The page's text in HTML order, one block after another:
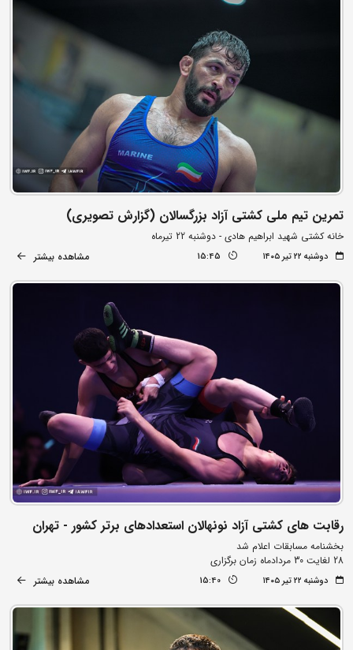
تمرین تیم ملی کشتی آزاد بزرگسالان (گزارش تصویری)
خانه کشتی شهید ابراهیم هادی - دوشنبه 22 تیرماه
دوشنبه ۲۲ تیر ۱۴۰۵ 15:45 مشاهده بیشتر
رقابت های کشتی آزاد نونهالان استعدادهای برتر کشور - تهران
بخشنامه مسابقات اعلام شد
28 لغایت 30 مردادماه زمان برگزاری
دوشنبه ۲۲ تیر ۱۴۰۵ 15:40 مشاهده بیشتر